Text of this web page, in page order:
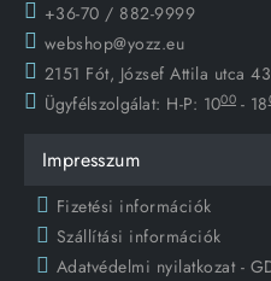
+36-70 / 882-9999
webshop@yozz.eu
2151 Fót, József Attila utca
Ügyfélszolgálat: H-P: 1000 - 18
Impresszum
Fizetési információk
Szállítási információk
Adatvédelmi nyilatkozat -